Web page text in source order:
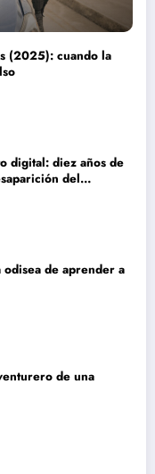
(2025): cuando la
digital: diez años de
del
de aprender a
de una